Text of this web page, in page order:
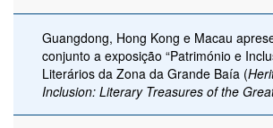
Guangdong, Hong Kong e Macau
conjunto a exposição “Património e
Literários da Zona da Grande Baía (
Inclusion: Literary Treasures of the